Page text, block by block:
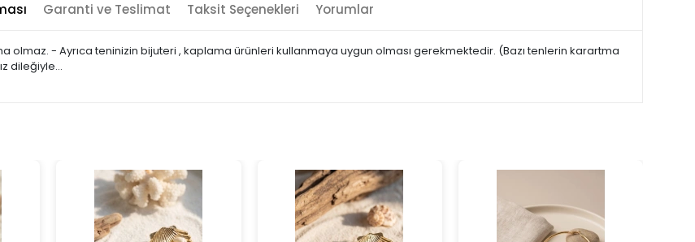
Garanti ve Teslimat Taksit Seçenekleri Yorumlar
olmaz. - Ayrıca teninizin bijuteri , kaplama ürünleri kullanmaya uygun olması gerekmektedir. (Bazı tenlerin karartma
dileğiyle…